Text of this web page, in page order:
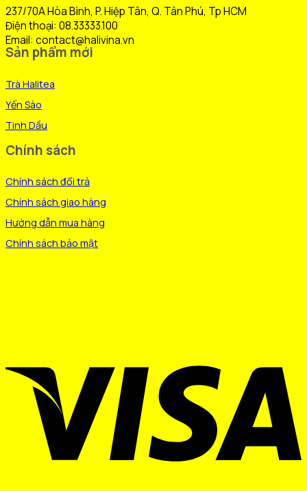
237/70A Hòa Bình, P. Hiệp Tân, Q. Tân Phú, Tp HCM
Điện thoại: 08.33333.100
Email: contact@halivina.vn
Sản phẩm mới
Trà Halitea
Yến Sào
Tinh Dầu
Chính sách
Chính sách đổi trả
Chính sách giao hàng
Hướng dẫn mua hàng
Chính sách bảo mật